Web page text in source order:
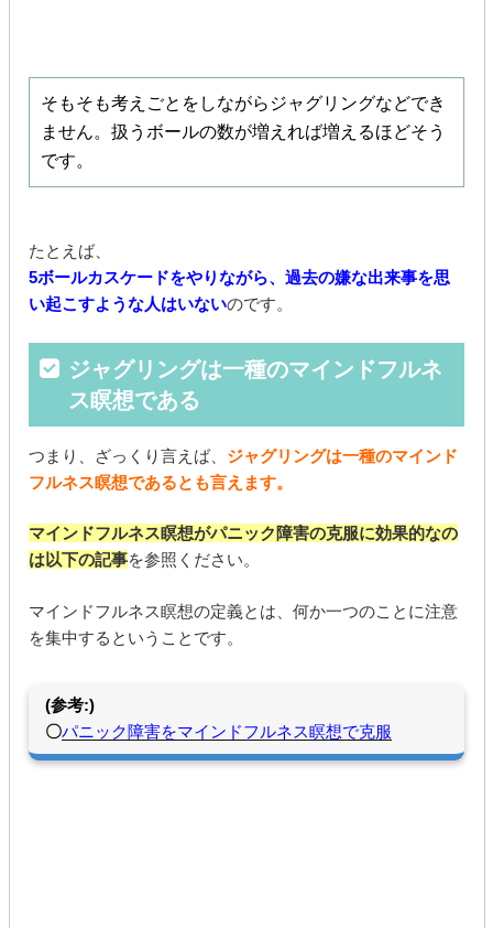
そもそも考えごとをしながらジャグリングなどでき
ません。扱うボールの数が増えれば増えるほどそう
です。
たとえば、
5ボールカスケードをやりながら、過去の嫌な出来事を思
い起こすような人はいないのです。
ジャグリングは一種のマインドフルネ
ス瞑想である
つまり、ざっくり言えば、 ジャグリングは一種のマインド
フルネス瞑想であるとも言えます。
マインドフルネス瞑想がパニック障害の克服に効果的なの
は以下の記事を参照ください。
マインドフルネス瞑想の定義とは、何か一つのことに注意
を集中するということです。
(参考:)
〇パニック障害をマインドフルネス瞑想で克服